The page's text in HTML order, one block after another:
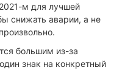
м для лучшей
снижать аварии, а не
большим из-за
знак на конкретный